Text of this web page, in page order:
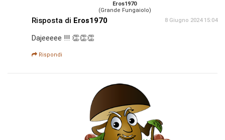
Eros1970
(Grande Fungaiolo)
Risposta di Eros1970 8 Giugno 2024 15:04
Dajeeeee !!! 👏👏👏
Rispondi